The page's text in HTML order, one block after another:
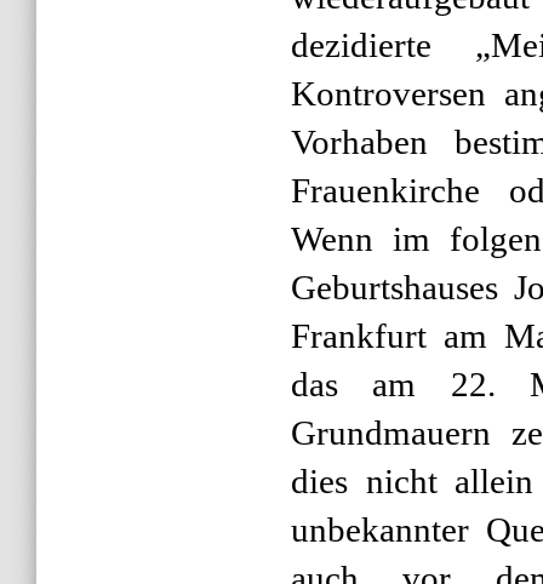
dezidierte
Kontroversen
Vorhaben
Frauenkirche
Wenn im
Geburtshauses
Frankfurt am
das am 22.
Grundmauern
dies nicht
unbekannter